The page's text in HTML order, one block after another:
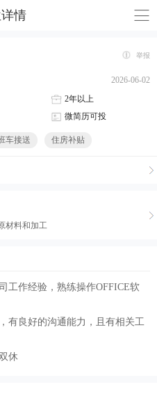
情
举报
2026-06-02
2年以上
微简历可投
车接送 住房补贴
材料和加工
工作经验，熟练操作OFFICE软
有良好的沟通能力，且有相关工
休